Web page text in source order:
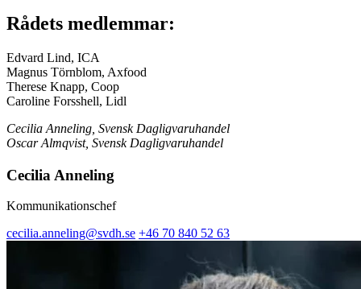
Rådets medlemmar:
Edvard Lind, ICA
Magnus Törnblom, Axfood
Therese Knapp, Coop
Caroline Forsshell, Lidl
Cecilia Anneling, Svensk Dagligvaruhandel
Oscar Almqvist, Svensk Dagligvaruhandel
Cecilia Anneling
Kommunikationschef
cecilia.anneling@svdh.se +46 70 840 52 63